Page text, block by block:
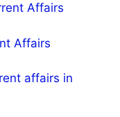
Affairs
Affairs
affairs in